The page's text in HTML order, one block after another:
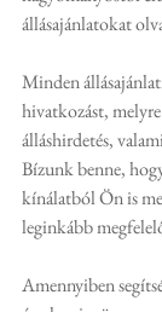
állásajánlatokat
Minden
hivatkozást,
álláshirdetés,
Bízunk benne,
kínálatból Ön is
leginkább
Amennyiben